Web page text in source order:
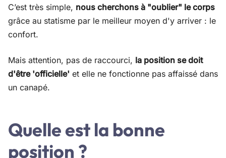
C’est très simple, nous cherchons à "oublier" le corps
grâce au statisme par le meilleur moyen d'y arriver : le
confort.
Mais attention, pas de raccourci, la position se doit
d'être 'officielle' et elle ne fonctionne pas affaissé dans
un canapé.
Quelle est la bonne
position ?